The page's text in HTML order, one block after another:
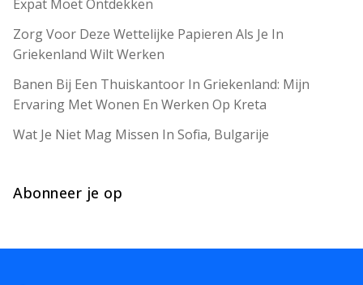
Expat Moet Ontdekken
Zorg Voor Deze Wettelijke Papieren Als Je In
Griekenland Wilt Werken
Banen Bij Een Thuiskantoor In Griekenland: Mijn
Ervaring Met Wonen En Werken Op Kreta
Wat Je Niet Mag Missen In Sofia, Bulgarije
Abonneer je op